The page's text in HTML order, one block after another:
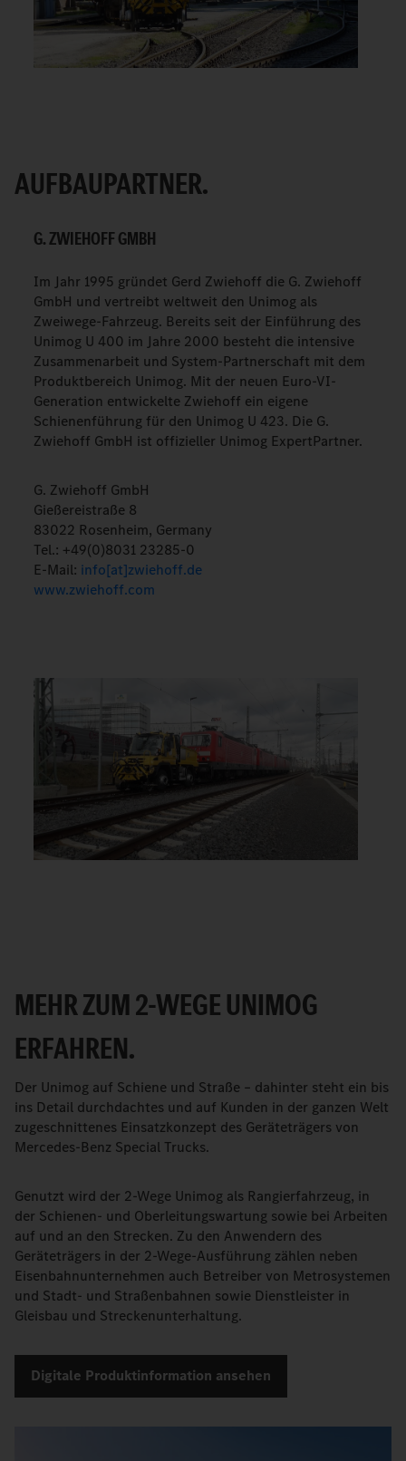
AUFBAUPARTNER.
G. ZWIEHOFF GMBH
Im Jahr 1995 gründet Gerd Zwiehoff die G. Zwiehoff
GmbH und vertreibt weltweit den Unimog als
Zweiwege-Fahrzeug. Bereits seit der Einführung des
Unimog U 400 im Jahre 2000 besteht die intensive
Zusammenarbeit und System-Partnerschaft mit dem
Produktbereich Unimog. Mit der neuen Euro-VI-
Generation entwickelte Zwiehoff ein eigene
Schienenführung für den Unimog U 423. Die G.
Zwiehoff GmbH ist offizieller Unimog ExpertPartner.
G. Zwiehoff GmbH
Gießereistraße 8
83022 Rosenheim, Germany
Tel.: +49(0)8031 23285-0
E-Mail: info[at]zwiehoff.de
www.zwiehoff.com
MEHR ZUM 2-WEGE UNIMOG
ERFAHREN.
Der Unimog auf Schiene und Straße – dahinter steht ein bis
ins Detail durchdachtes und auf Kunden in der ganzen Welt
zugeschnittenes Einsatzkonzept des Geräteträgers von
Mercedes-Benz Special Trucks.
Genutzt wird der 2-Wege Unimog als Rangierfahrzeug, in
der Schienen- und Oberleitungswartung sowie bei Arbeiten
auf und an den Strecken. Zu den Anwendern des
Geräteträgers in der 2-Wege-Ausführung zählen neben
Eisenbahnunternehmen auch Betreiber von Metrosystemen
und Stadt- und Straßenbahnen sowie Dienstleister in
Gleisbau und Streckenunterhaltung.
Digitale Produktinformation ansehen